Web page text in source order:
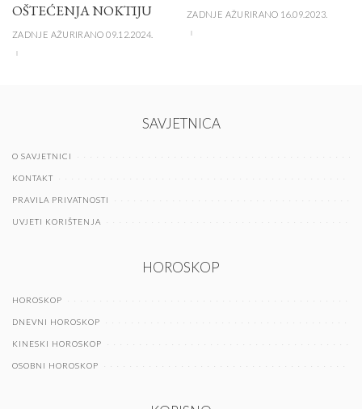
OŠTEĆENJA NOKTIJU
ZADNJE AŽURIRANO 09.12.2024.
ZADNJE AŽURIRANO 16.09.2023.
SAVJETNICA
O SAVJETNICI
KONTAKT
PRAVILA PRIVATNOSTI
UVJETI KORIŠTENJA
HOROSKOP
HOROSKOP
DNEVNI HOROSKOP
KINESKI HOROSKOP
OSOBNI HOROSKOP